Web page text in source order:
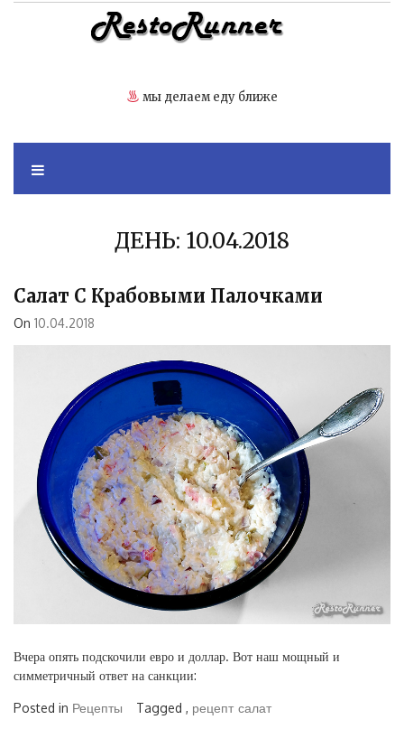
мы делаем еду ближе
ДЕНЬ: 10.04.2018
Салат С Крабовыми Палочками
On 10.04.2018
Вчера опять подскочили евро и доллар. Вот наш мощный и
симметричный ответ на санкции:
Posted in Рецепты Tagged , рецепт салат